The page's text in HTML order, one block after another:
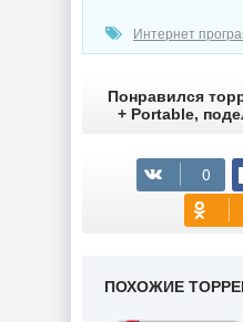
Интернет
Понравился
+ Portable,
ПОХОЖИЕ